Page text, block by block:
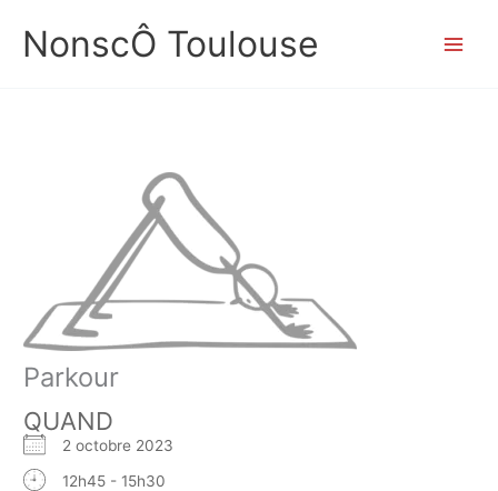
contenu
NonscÔ Toulouse
Parkour
QUAND
2 octobre 2023
12h45 - 15h30